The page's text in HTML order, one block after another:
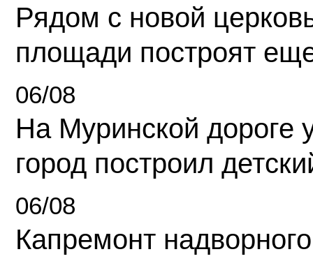
Рядом с новой
площади построят
06/08
На Муринской дороге
город построил
06/08
Капремонт